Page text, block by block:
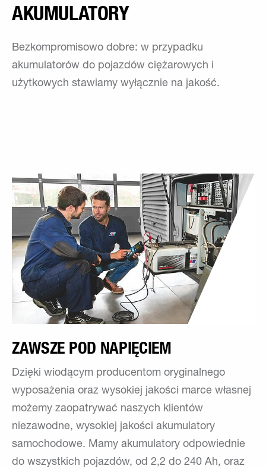
AKUMULATORY
Bezkompromisowo dobre: w przypadku
akumulatorów do pojazdów ciężarowych i
użytkowych stawiamy wyłącznie na jakość.
ZAWSZE POD NAPIĘCIEM
Dzięki wiodącym producentom oryginalnego
wyposażenia oraz wysokiej jakości marce własnej
możemy zaopatrywać naszych klientów
niezawodne, wysokiej jakości akumulatory
samochodowe. Mamy akumulatory odpowiednie
do wszystkich pojazdów, od 2,2 do 240 Ah, oraz